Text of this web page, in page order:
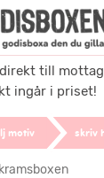
till
ingår i priset!
motiv skriv